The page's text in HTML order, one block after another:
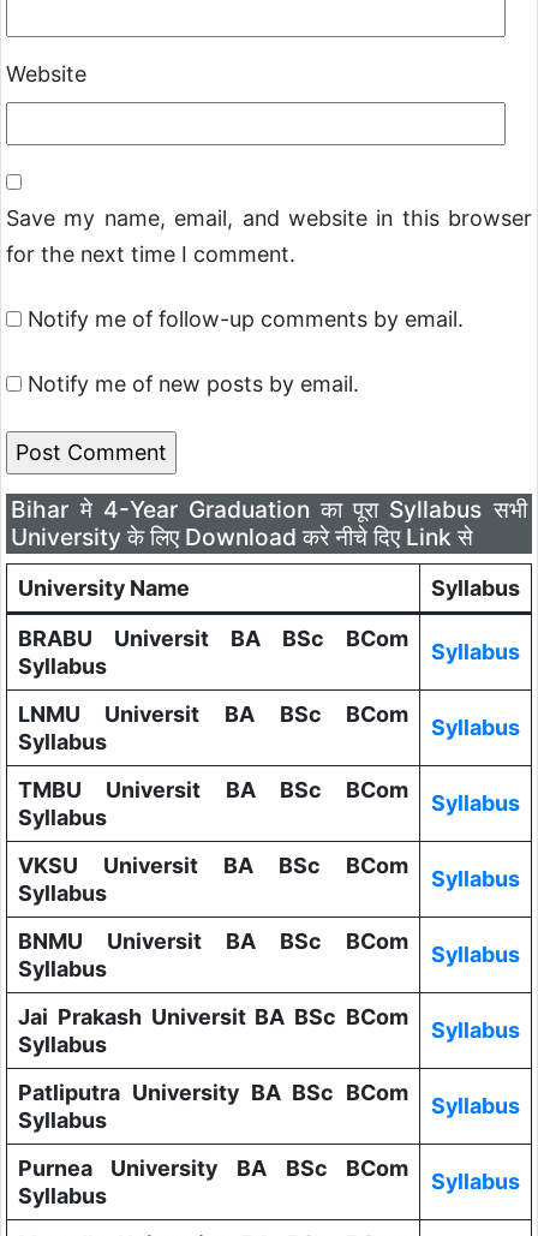
Website
Save my name, email, and website in this browser
for the next time I comment.
Notify me of follow-up comments by email.
Notify me of new posts by email.
Bihar मे 4-Year Graduation का पूरा Syllabus सभी
University के लिए Download करे नीचे दिए Link से
University Name
Syllabus
BRABU Universit BA BSc BCom
Syllabus
Syllabus
LNMU Universit BA BSc BCom
Syllabus
Syllabus
TMBU Universit BA BSc BCom
Syllabus
Syllabus
VKSU Universit BA BSc BCom
Syllabus
Syllabus
BNMU Universit BA BSc BCom
Syllabus
Syllabus
Jai Prakash Universit BA BSc BCom
Syllabus
Syllabus
Patliputra University BA BSc BCom
Syllabus
Syllabus
Purnea University BA BSc BCom
Syllabus
Syllabus